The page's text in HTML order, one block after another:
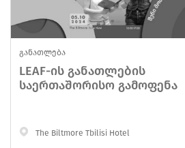
განათლება
LEAF-ის განათლების
საერთაშორისო გამოფენა
The Biltmore Tbilisi Hotel